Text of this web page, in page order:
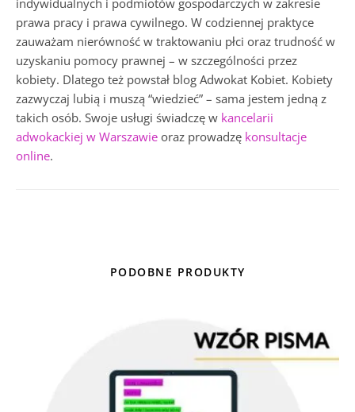
indywidualnych i podmiotów gospodarczych w zakresie
prawa pracy i prawa cywilnego. W codziennej praktyce
zauważam nierówność w traktowaniu płci oraz trudność w
uzyskaniu pomocy prawnej – w szczególności przez
kobiety. Dlatego też powstał blog Adwokat Kobiet. Kobiety
zazwyczaj lubią i muszą “wiedzieć” – sama jestem jedną z
takich osób. Swoje usługi świadczę w kancelarii
adwokackiej w Warszawie oraz prowadzę konsultacje
online.
PODOBNE PRODUKTY